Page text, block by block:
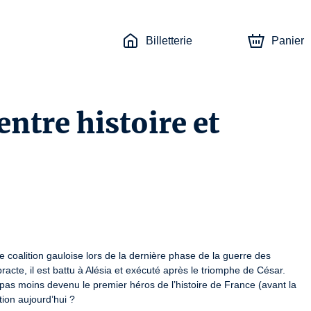
Billetterie Panier
histoire et
coalition gauloise lors de la dernière phase de la guerre des
il est battu à Alésia et exécuté après le triomphe de César.
moins devenu le premier héros de l’histoire de France (avant la
aujourd’hui ?